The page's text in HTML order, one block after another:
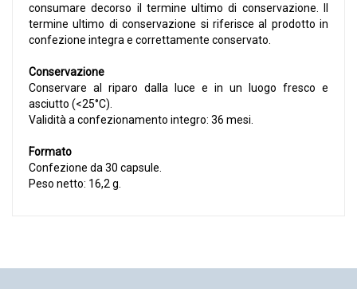
consumare decorso il termine ultimo di conservazione. Il
termine ultimo di conservazione si riferisce al prodotto in
confezione integra e correttamente conservato.
Conservazione
Conservare al riparo dalla luce e in un luogo fresco e
asciutto (<25°C).
Validità a confezionamento integro: 36 mesi.
Formato
Confezione da 30 capsule.
Peso netto: 16,2 g.